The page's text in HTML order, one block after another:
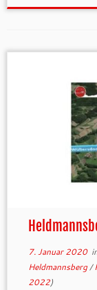
7. Januar 2020
Heldmannsberg/
2022)